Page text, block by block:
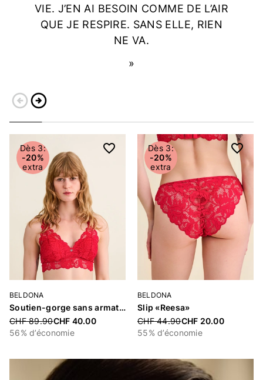
VIE. J’EN AI BESOIN COMME DE L’AIR
QUE JE RESPIRE. SANS ELLE, RIEN
NE VA.
arrow_circle_leftarrow_circle_right
Dès 3:
-20%
extra
BELDONA
Soutien-gorge sans armatures rembourré «Reesa»
Price reduced from
CHF 89.90CHF 40.00
56% d’économie
Dès 3:
-20%
extra
BELDONA
Slip «Reesa»
Price reduced from
CHF 44.90CHF 20.00
55% d’économie